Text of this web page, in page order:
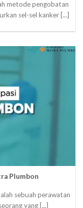
metode pengobatan
sel-sel kanker [...]
Plumbon
sebuah perawatan
yang [...]